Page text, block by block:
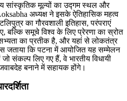
सांस्कृतिक मूल्यों का उद्गम स्थल और
अध्यक्ष ने इसके ऐतिहासिक महत्व
का गौरवशाली इतिहास, परंपराएं
समूचे विश्व के लिए प्रेरणा का स्रोत
सभ्यता का प्रतीक है, और यहां से लोकतंत्र
जताया कि पटना में आयोजित यह सम्मेलन
जो संकल्प लिए गए हैं, वे भारतीय विधायी
बनाने में सहायक होंगे।